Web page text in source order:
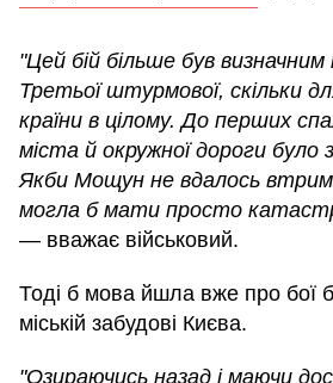
"Цей бій більше був
Третьої штурмової, скільки
країни в цілому. До перших
міста й окружної дороги було
Якби Мощун не вдалось
могла б мати просто
— вважає військовий.
Тоді б мова йшла вже про бої
міській забудові Києва.
"Озираючись назад і маючи